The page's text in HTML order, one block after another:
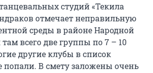
студий «Текила
отмечает неправильную
среды в районе Народной
всего две группы по 7 – 10
другие клубы в список
попали. В смету заложены очень